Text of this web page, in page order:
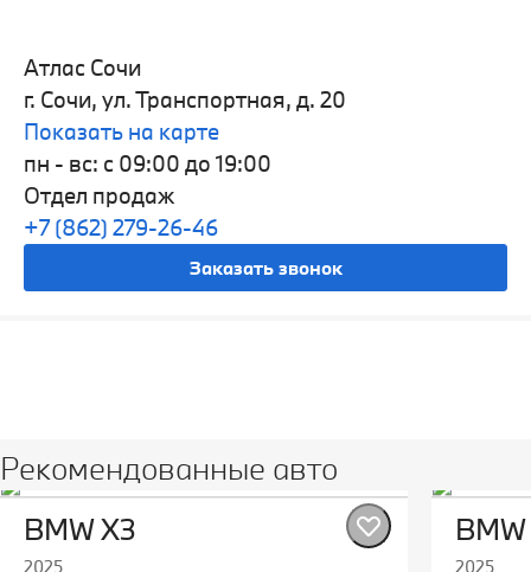
Атлас Сочи
г. Сочи, ул. Транспортная, д. 20
Показать на карте
пн - вс: с 09:00 до 19:00
Отдел продаж
+7 (862) 279-26-46
Заказать звонок
Рекомендованные авто
BMW X3
2025 2025